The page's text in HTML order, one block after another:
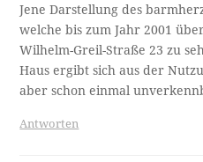
Jene Darstellung des
welche bis zum Jahr 2001
Wilhelm-Greil-Straße 23 zu
Haus ergibt sich aus der
aber schon einmal
Antworten